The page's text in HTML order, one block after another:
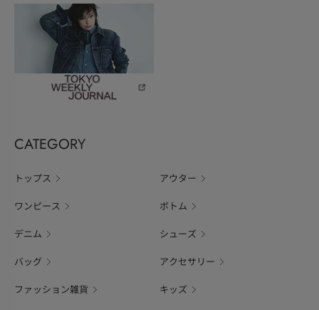
CATEGORY
トップス アウター
ワンピース ボトム
デニム シューズ
バッグ アクセサリー
ファッション雑貨 キッズ